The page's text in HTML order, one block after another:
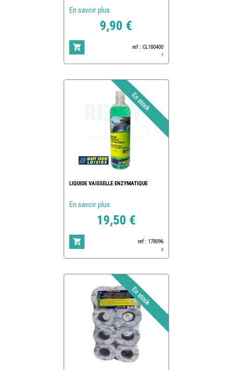
En savoir plus
9,90 €
ref : CL180400
7
LIQUIDE VAISSELLE ENZYMATIQUE
En savoir plus
19,50 €
ref : 178096
2